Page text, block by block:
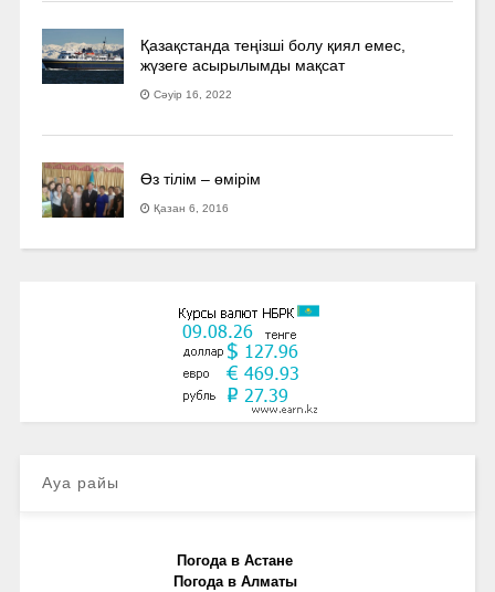
Қазақстанда теңізші болу қиял емес,
жүзеге асырылымды мақсат
Сәуір 16, 2022
Өз тілім – өмірім
Қазан 6, 2016
Ауа райы
Погода в Астане
Погода в Алматы